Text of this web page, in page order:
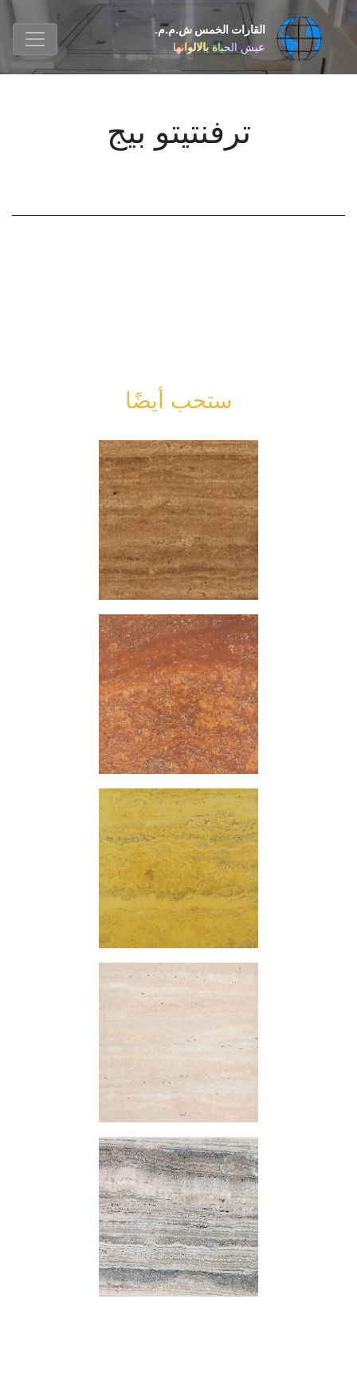
القارات الخمس ش.م.م.
عيش الحياة بالالوانها
ترفنتیتو بیج
ستحب أيضًا